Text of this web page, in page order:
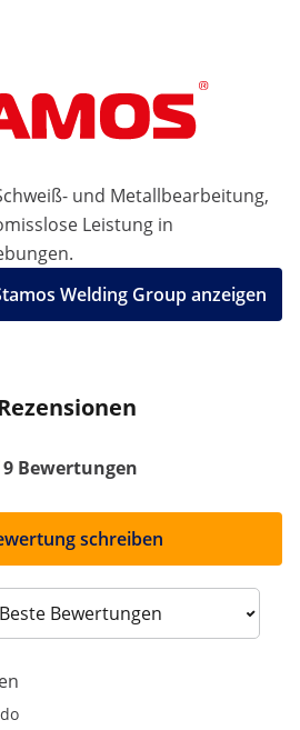
und Metallbearbeitung,
Leistung in
Welding Group anzeigen
Bewertungen
schreiben
Sort reviews